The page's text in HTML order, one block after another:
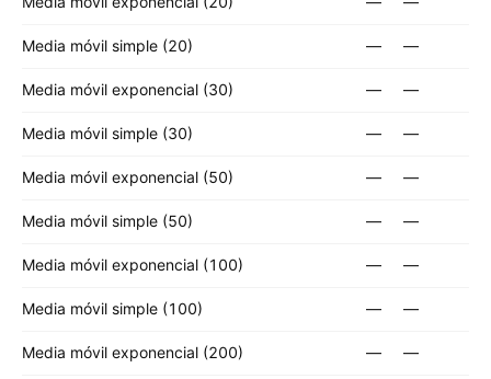
Media móvil simple (20) — —
Media móvil exponencial (30) — —
Media móvil simple (30) — —
Media móvil exponencial (50) — —
Media móvil simple (50) — —
Media móvil exponencial (100) — —
Media móvil simple (100) — —
Media móvil exponencial (200) — —